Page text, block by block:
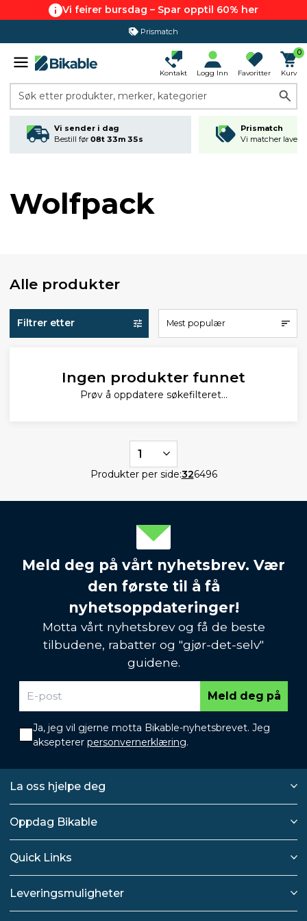
Vi feirer bursdag – Spar opptil 60% her
Prismatch
Kontakt Logg Inn Favoritter
0
Kurv
Søk etter produkter, merker, kategorier
Vi sender i dag
Bestill før 08t 33m 35s
Prismatch
Vi matcher
Wolfpack
Alle produkter
Filtrer etter Mest populær
Ingen produkter funnet
Prøv å oppdatere søkefilteret...
1
Produkter per side:326496
Meld deg på vårt nyhetsbrev. Vær
den første til å få
nyhetsoppdateringer!
Motta vårt nyhetsbrev og få de beste
tilbudene, rabatter og "gjør-det-selv"
guidene.
Meld deg på
Ja, jeg vil gjerne motta Bikable-nyhetsbrevet. Jeg
aksepterer personvernerklæring.
La oss hjelpe deg
Oppdag Bikable
Quick Links
Leveringsmuligheter